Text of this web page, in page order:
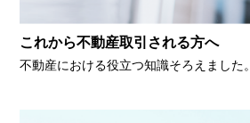
これから不動産取引される方へ
不動産における役立つ知識そろえました。